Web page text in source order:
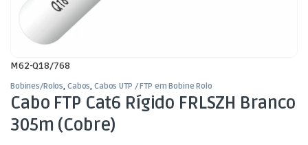
M62-Q18/768
Bobines/Rolos, Cabos, Cabos UTP / FTP em Bobine Rolo
Cabo FTP Cat6 Rígido FRLSZH Branco
305m (Cobre)